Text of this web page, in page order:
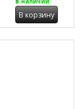
В корзину